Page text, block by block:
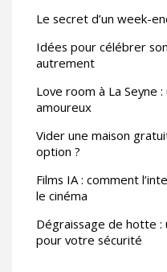
Le secret d’un week-
Idées pour célébrer
autrement
Love room à La Seyne
amoureux
Vider une maison
option ?
Films IA : comment
le cinéma
Dégraissage de hotte :
pour votre sécurité